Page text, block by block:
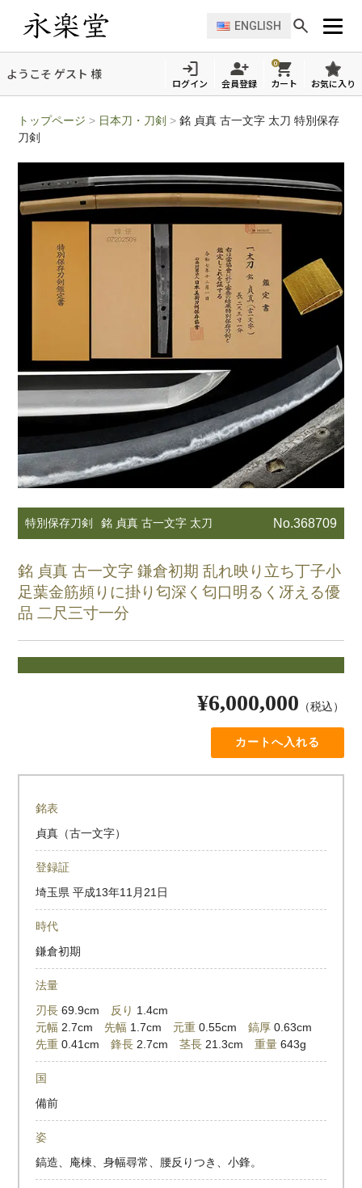
ENGLISH
ようこそ ゲスト 様
ログイン 会員登録
0
カート お気に入り
トップページ > 日本刀・刀剣 >銘 貞真 古一文字 太刀 特別保存
刀剣
特別保存刀剣 銘 貞真 古一文字 太刀 No.368709
銘 貞真 古一文字 鎌倉初期 乱れ映り立ち丁子小
足葉金筋頻りに掛り匂深く匂口明るく冴える優
品 二尺三寸一分
¥6,000,000 （税込）
銘表
貞真（古一文字）
登録証
埼玉県 平成13年11月21日
時代
鎌倉初期
法量
刃長 69.9cm 反り 1.4cm
元幅 2.7cm 先幅 1.7cm 元重 0.55cm鎬厚 0.63cm
先重 0.41cm鋒長 2.7cm茎長 21.3cm重量 643g
国
備前
姿
鎬造、庵棟、身幅尋常、腰反りつき、小鋒。